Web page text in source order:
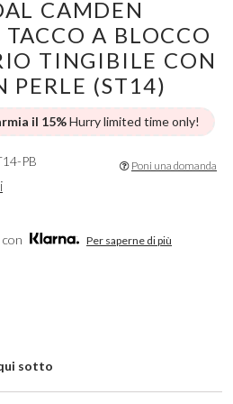
CAMDEN
A BLOCCO
TINGIBILE CON
PERLE (ST14)
il 15%Hurry limited time only!
Per saperne di più
PB Poni una domanda
sotto